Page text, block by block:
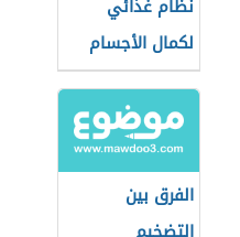
نظام غذائي
لكمال الأجسام
الفرق بين